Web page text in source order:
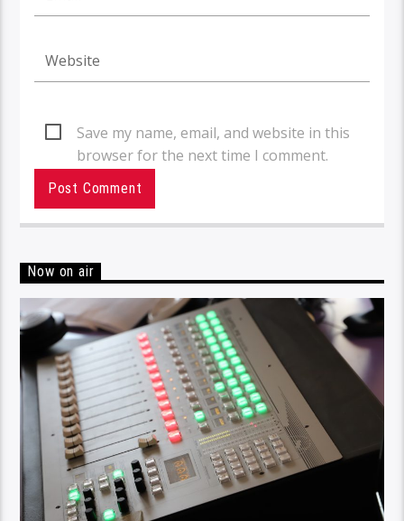
Save my name, email, and website in this
browser for the next time I comment.
Now on air